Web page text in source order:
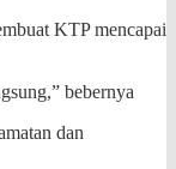
KTP mencapai
bebernya
dan